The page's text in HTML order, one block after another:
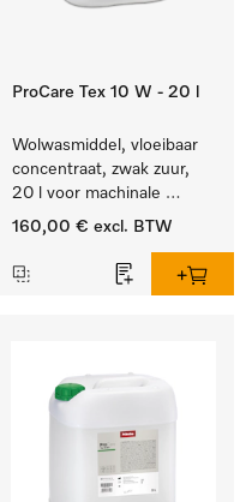
ProCare Tex 10 W - 20 l
Wolwasmiddel, vloeibaar
concentraat, zwak zuur,
20 l voor machinale
reiniging van wol.
160,00 € excl. BTW